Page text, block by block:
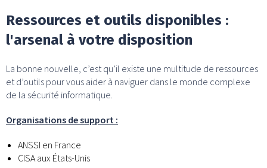
Ressources et outils disponibles :
l'arsenal à votre disposition
La bonne nouvelle, c’est qu’il existe une multitude de ressources
et d’outils pour vous aider à naviguer dans le monde complexe
de la sécurité informatique.
Organisations de support :
ANSSI en France
CISA aux États-Unis